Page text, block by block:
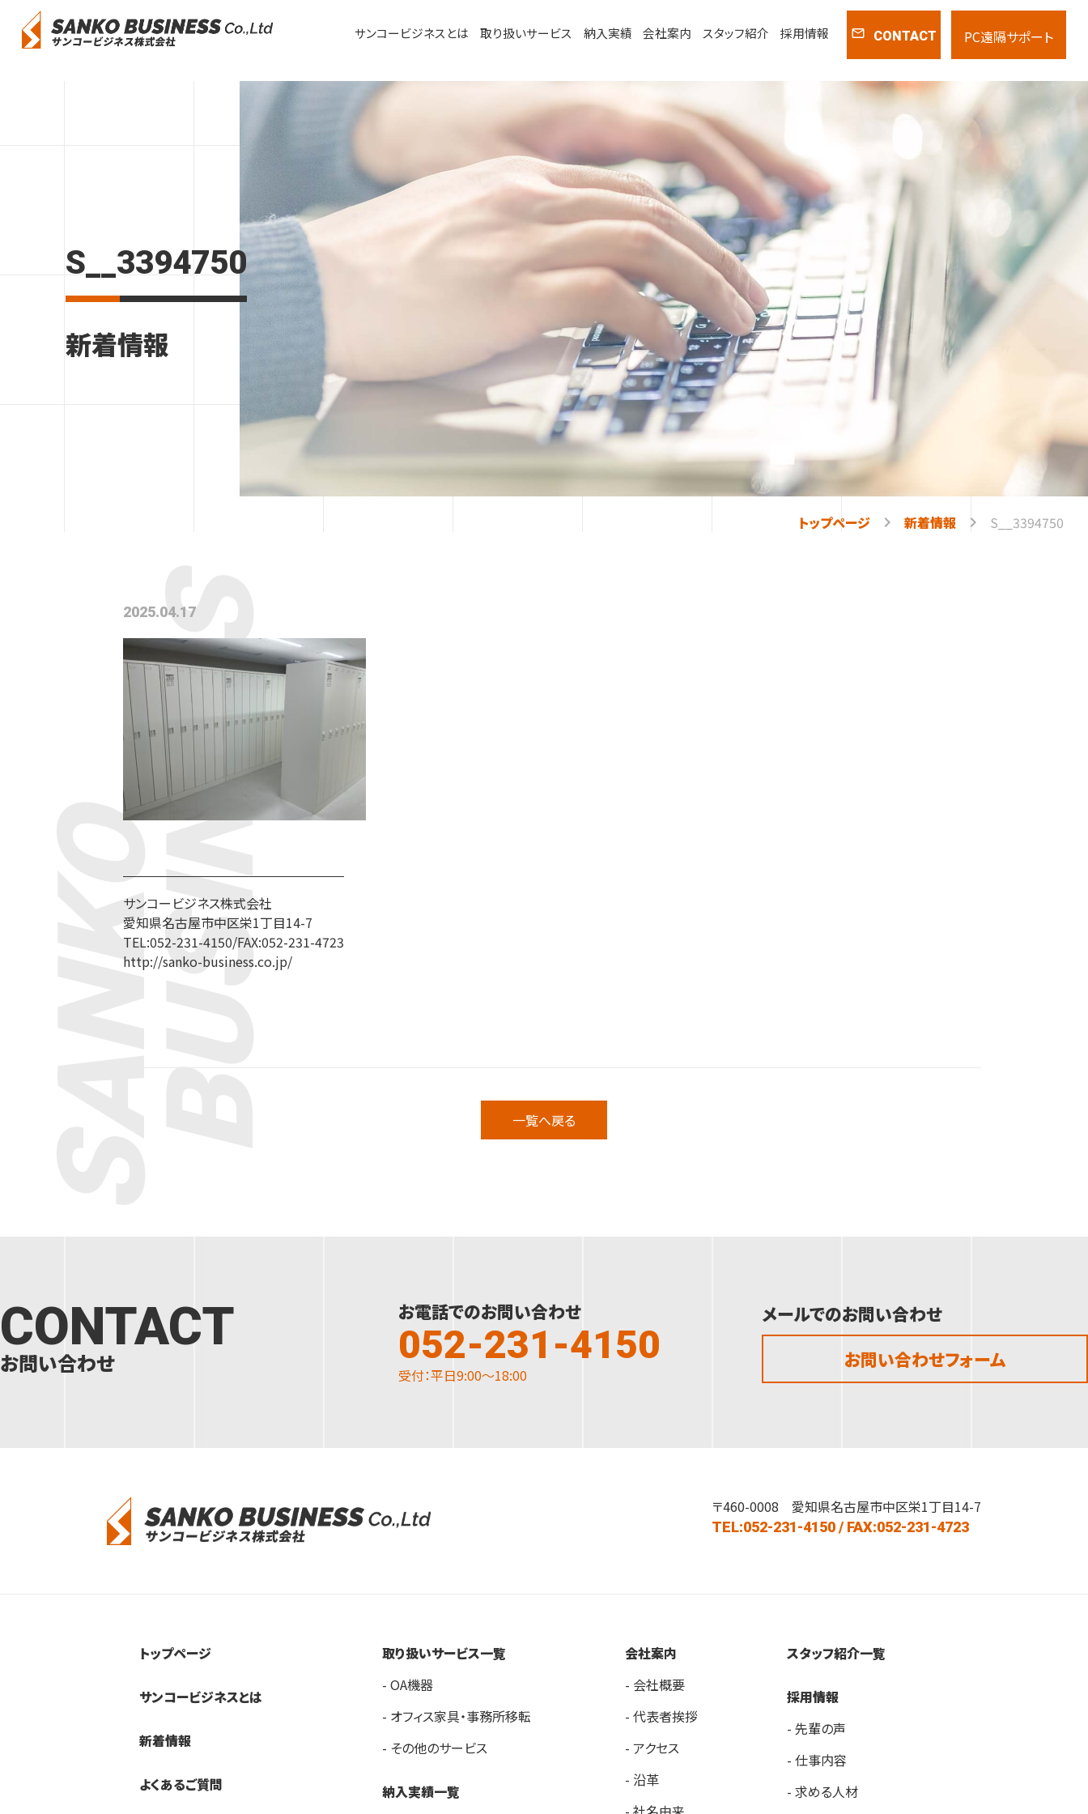
PC遠隔サポート
mail_outline CONTACT
サンコービジネスとは 取り扱いサービス 納入実績 会社案内 スタッフ紹介 採用情報
SANKO
BUSINESS
S__3394750
新着情報
トップページ keyboard_arrow_right 新着情報 keyboard_arrow_right S__3394750
2025.04.17
サンコービジネス株式会社
愛知県名古屋市中区栄1丁目14-7
TEL:052-231-4150/FAX:052-231-4723
http://sanko-business.co.jp/
一覧へ戻る
CONTACT
お問い合わせ
お電話でのお問い合わせ
052-231-4150
受付：平日9:00～18:00
メールでのお問い合わせ
お問い合わせフォーム
〒460-0008 愛知県名古屋市中区栄1丁目14-7
TEL:052-231-4150/ FAX:052-231-4723
トップページ
サンコービジネスとは
新着情報
よくあるご質問
取り扱いサービス一覧
- OA機器
- オフィス家具・事務所移転
- その他のサービス
納入実績一覧
会社案内
- 会社概要
- 代表者挨拶
- アクセス
- 沿革
スタッフ紹介一覧
採用情報
- 先輩の声
- 仕事内容
- 求める人材